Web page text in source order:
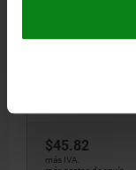
$45.82
más IVA.